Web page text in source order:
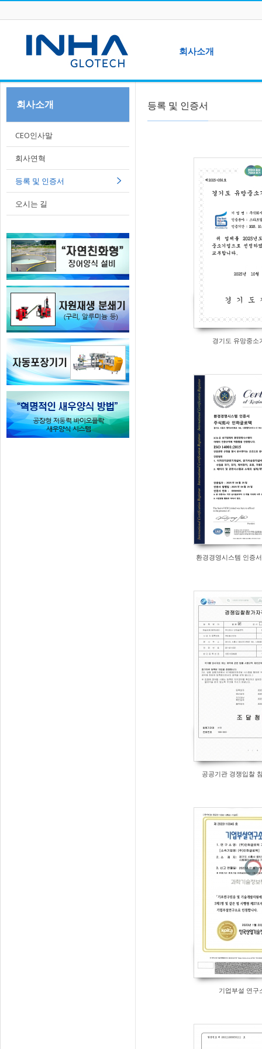
회사소개
회사연혁
회사소개
CEO인사말
회사연혁
등록 및 인증서
오시는 길
등록 및 인증서
경기도 유망중소
환경경영시스템 인증
공공기관 경쟁입찰
기업부설 연구
Sketchbook5, 스케치북5
Sketchbook5, 스케치북5